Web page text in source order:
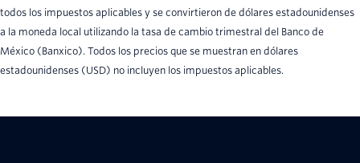
todos los impuestos aplicables y se convirtieron de dólares estadounidenses
a la moneda local utilizando la tasa de cambio trimestral del Banco de
México (Banxico). Todos los precios que se muestran en dólares
estadounidenses (USD) no incluyen los impuestos aplicables.